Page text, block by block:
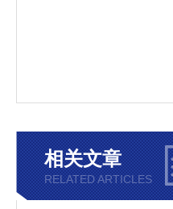
相关文章
RELATED ARTICLES